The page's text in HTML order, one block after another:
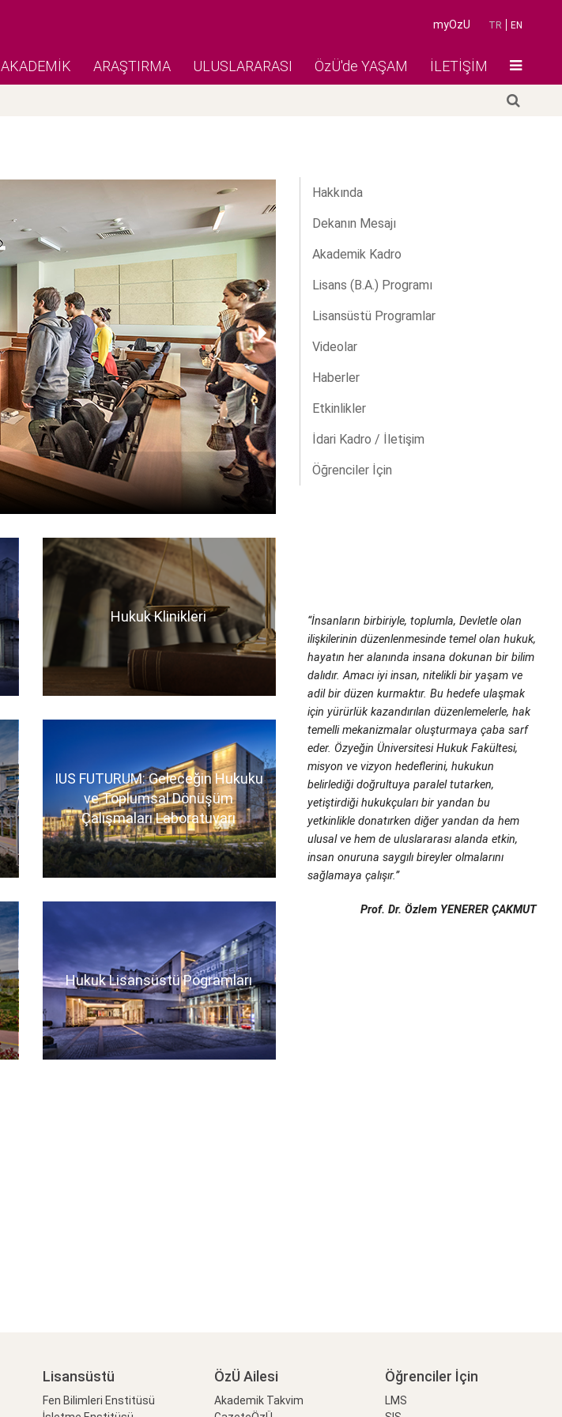
TR EN
myOzU
AKADEMİK ARAŞTIRMA ULUSLARARASI ÖzÜ'de YAŞAM İLETİŞİM
Hukuk Fakültesi
Hukuk Klinikleri
IUS FUTURUM: Geleceğin Hukuku
ve Toplumsal Dönüşüm
Çalışmaları Laboratuvarı
Hukuk Lisansüstü Pogramları
Hakkında
Dekanın Mesajı
Akademik Kadro
Lisans (B.A.) Programı
Lisansüstü Programlar
Videolar
Haberler
Etkinlikler
İdari Kadro / İletişim
Öğrenciler İçin
“İnsanların birbiriyle, toplumla, Devletle olan
ilişkilerinin düzenlenmesinde temel olan hukuk,
hayatın her alanında insana dokunan bir bilim
dalıdır. Amacı iyi insan, nitelikli bir yaşam ve
adil bir düzen kurmaktır. Bu hedefe ulaşmak
için yürürlük kazandırılan düzenlemelerle, hak
temelli mekanizmalar oluşturmaya çaba sarf
eder. Özyeğin Üniversitesi Hukuk Fakültesi,
misyon ve vizyon hedeflerini, hukukun
belirlediği doğrultuya paralel tutarken,
yetiştirdiği hukukçuları bir yandan bu
yetkinlikle donatırken diğer yandan da hem
ulusal ve hem de uluslararası alanda etkin,
insan onuruna saygılı bireyler olmalarını
sağlamaya çalışır.”
Prof. Dr. Özlem YENERER ÇAKMUT
Lisansüstü
Fen Bilimleri Enstitüsü
ÖzÜ Ailesi
Akademik Takvim
Öğrenciler İçin
LMS